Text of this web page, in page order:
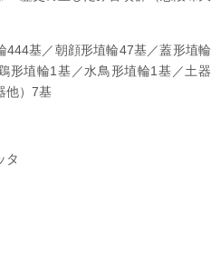
444基／朝顔形埴輪47基／蓋形埴輪
形埴輪1基／水鳥形埴輪1基／土器
他）7基
タ